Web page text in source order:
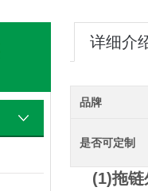
详细介
品牌
是否可定制
(1)拖